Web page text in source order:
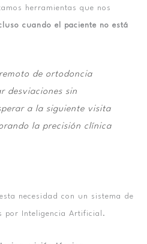
herramientas que nos
cuando el paciente no está
de ortodoncia
desviaciones sin
a la siguiente visita
la precisión clínica
necesidad con un sistema de
por Inteligencia Artificial.